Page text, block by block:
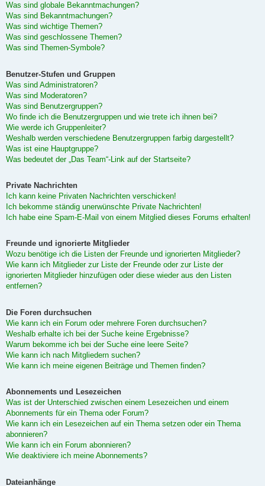
Was sind globale Bekanntmachungen?
Was sind Bekanntmachungen?
Was sind wichtige Themen?
Was sind geschlossene Themen?
Was sind Themen-Symbole?
Benutzer-Stufen und Gruppen
Was sind Administratoren?
Was sind Moderatoren?
Was sind Benutzergruppen?
Wo finde ich die Benutzergruppen und wie trete ich ihnen bei?
Wie werde ich Gruppenleiter?
Weshalb werden verschiedene Benutzergruppen farbig dargestellt?
Was ist eine Hauptgruppe?
Was bedeutet der „Das Team“-Link auf der Startseite?
Private Nachrichten
Ich kann keine Privaten Nachrichten verschicken!
Ich bekomme ständig unerwünschte Private Nachrichten!
Ich habe eine Spam-E-Mail von einem Mitglied dieses Forums erhalten!
Freunde und ignorierte Mitglieder
Wozu benötige ich die Listen der Freunde und ignorierten Mitglieder?
Wie kann ich Mitglieder zur Liste der Freunde oder zur Liste der
ignorierten Mitglieder hinzufügen oder diese wieder aus den Listen
entfernen?
Die Foren durchsuchen
Wie kann ich ein Forum oder mehrere Foren durchsuchen?
Weshalb erhalte ich bei der Suche keine Ergebnisse?
Warum bekomme ich bei der Suche eine leere Seite?
Wie kann ich nach Mitgliedern suchen?
Wie kann ich meine eigenen Beiträge und Themen finden?
Abonnements und Lesezeichen
Was ist der Unterschied zwischen einem Lesezeichen und einem
Abonnements für ein Thema oder Forum?
Wie kann ich ein Lesezeichen auf ein Thema setzen oder ein Thema
abonnieren?
Wie kann ich ein Forum abonnieren?
Wie deaktiviere ich meine Abonnements?
Dateianhänge